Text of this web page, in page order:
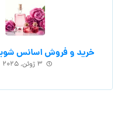
خرید و فروش اسانس
۳ ژوئن, ۲۰۲۵